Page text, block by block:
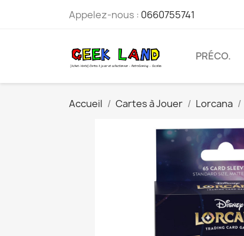
Appelez-nous : 0660755741
PRÉCO.
Accueil Cartes à Jouer Lorcana